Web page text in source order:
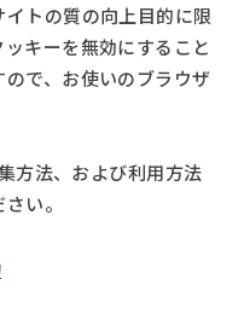
トの質の向上目的に限
キーを無効にすること
で、お使いのブラウザ
方法、および利用方法
い。